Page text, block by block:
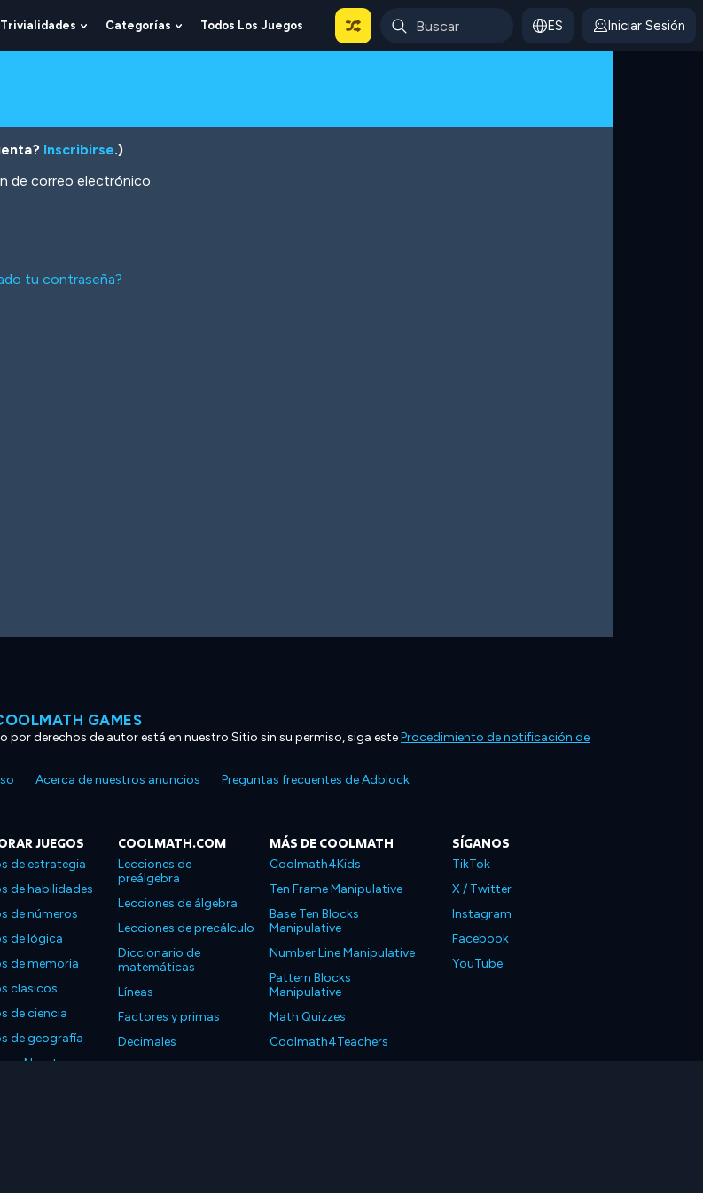
Trivialidades
Show
Submenu
Categorías
Show
Submenu
Todos Los Juegos ES Iniciar Sesión
Inscribirse.)
de correo electrónico.
tu contraseña?
GAMES
derechos de autor está en nuestro Sitio sin su permiso, siga esteProcedimiento de notificación de
Acerca de nuestros anuncios Preguntas frecuentes de Adblock
JUEGOS
de estrategia
de habilidades
de números
de lógica
de memoria
clasicos
de ciencia
de geografía
Nuestras
COOLMATH.COM
Lecciones de
preálgebra
Lecciones de álgebra
Lecciones de precálculo
Diccionario de
matemáticas
Líneas
Factores y primas
Decimales
MÁS DE COOLMATH
Coolmath4Kids
Ten Frame Manipulative
Base Ten Blocks
Manipulative
Number Line Manipulative
Pattern Blocks
Manipulative
Math Quizzes
Coolmath4Teachers
SÍGANOS
TikTok
X / Twitter
Instagram
Facebook
YouTube